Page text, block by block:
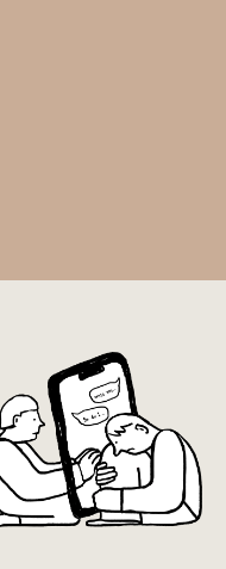
vida. Ela me
encontrou num
estado misto de
depressão e
agitação com
pensamentos